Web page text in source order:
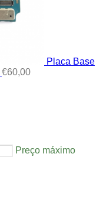
Placa Base
€60,00
Preço máximo